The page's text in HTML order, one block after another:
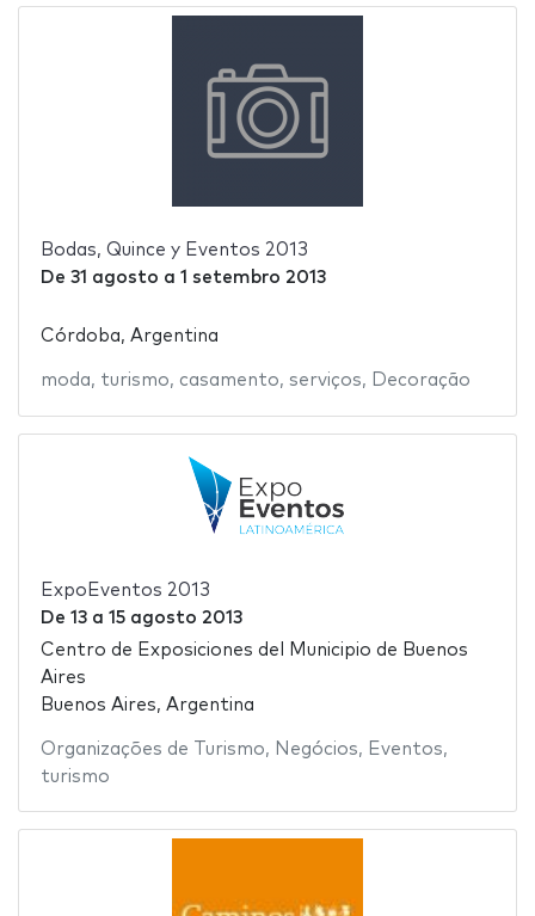
Bodas, Quince y Eventos 2013
De 31 agosto a 1 setembro 2013
Córdoba, Argentina
moda, turismo, casamento, serviços, Decoração
ExpoEventos 2013
De 13a 15 agosto 2013
Centro de Exposiciones del Municipio de Buenos
Aires
Buenos Aires, Argentina
Organizações de Turismo, Negócios, Eventos,
turismo